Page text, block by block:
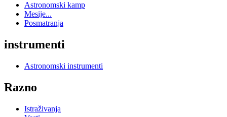
Astronomski kamp
Mesije...
Posmatranja
instrumenti
Astronomski instrumenti
Razno
Istraživanja